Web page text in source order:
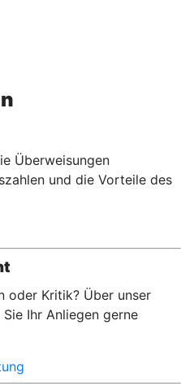
Überweisungen
und die Vorteile des
oder Kritik? Über unser
Ihr Anliegen gerne